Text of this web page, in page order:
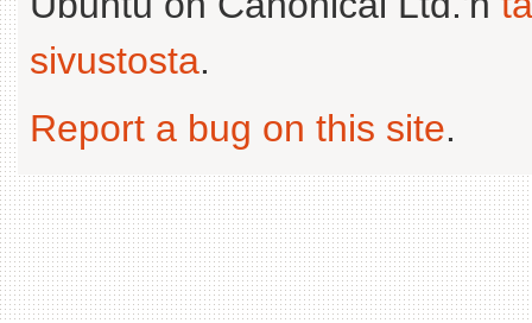
sivustosta.
Report a bug on this site.